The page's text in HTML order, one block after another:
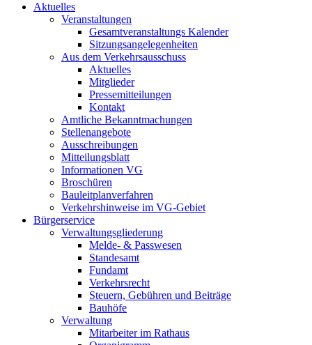
Aktuelles
Veranstaltungen
Gesamtveranstaltungs Kalender
Sitzungsangelegenheiten
Aus dem Verkehrsausschuss
Aktuelles
Mitglieder
Pressemitteilungen
Kontakt
Amtliche Bekanntmachungen
Stellenangebote
Ausschreibungen
Mitteilungsblatt
Informationen VG
Broschüren
Bauleitplanverfahren
Verkehrshinweise im VG-Gebiet
Bürgerservice
Verwaltungsgliederung
Melde- & Passwesen
Standesamt
Fundamt
Verkehrsrecht
Steuern, Gebühren und Beiträge
Bauhöfe
Verwaltung
Mitarbeiter im Rathaus